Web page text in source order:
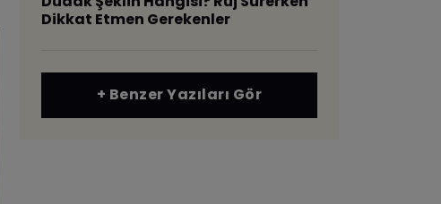
Dikkat Etmen Gerekenler
+ Benzer Yazıları Gör